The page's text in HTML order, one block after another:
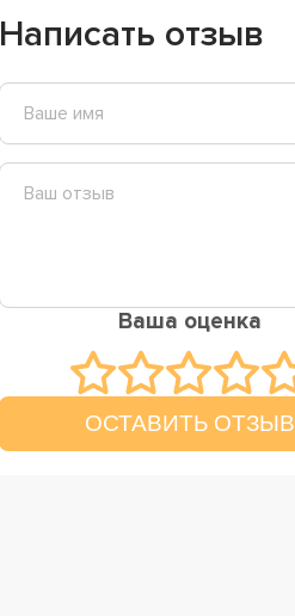
Написать отзыв
Ваша оценка
ОСТАВИТЬ ОТЗЫВ